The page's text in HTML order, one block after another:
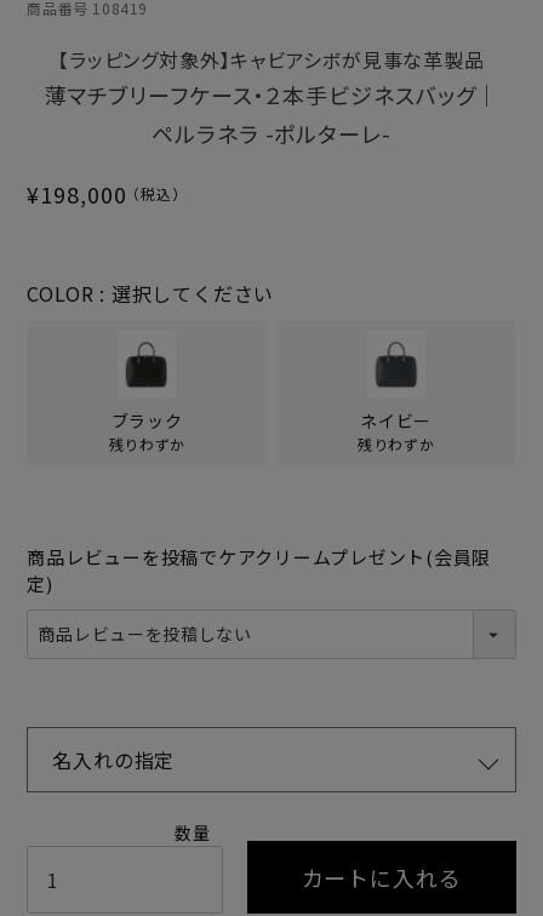
商品番号 108419
【ラッピング対象外】キャビアシボが見事な革製品
薄マチブリーフケース・２本手ビジネスバッグ｜
ペルラネラ -ポルターレ-
¥198,000
COLOR 選択してください
ブラック
残りわずか
ネイビー
残りわずか
カートに入れる
商品レビューを投稿でケアクリームプレゼント(会員限
定)
名入れの指定